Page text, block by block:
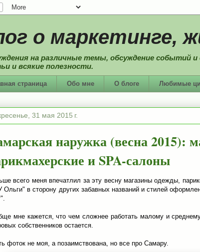
о маркетинге,
на различные темы, обсуждение событий
и всякие полезности.
страница Обо мне О блоге Любимые
31 мая 2015 г.
наружка (весна 2015):
и SPA-салоны
всего меня впечатлил за эту весну магазины одежды,
Ольги" в сторону других забавных названий и стилей
мне кажется, что чем сложнее работать малому и
собственников остается.
фоток не моя, а позаимствована, но все про Самару.